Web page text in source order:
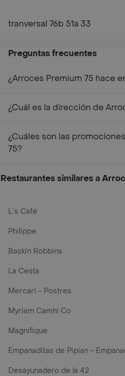
tranversal 76b 51a 33
Preguntas frecuentes
¿Arroces Premium 75 hace
¿Cuál es la dirección de
¿Cuáles son las
75?
Restaurantes similares a
L´s Café
Philippe
Baskin Robbins
La Cesta
Mercari - Postres
Myriam Camhi Co
Magnifique
Empanaditas de Pipian -
Desayunadero de la 42